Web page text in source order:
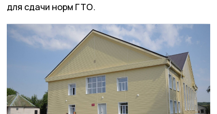
для сдачи норм ГТО.